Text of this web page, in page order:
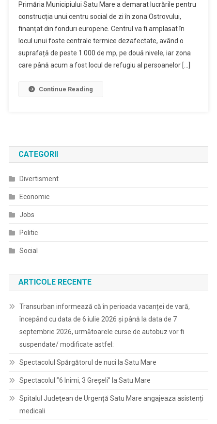
Primăria Municipiului Satu Mare a demarat lucrările pentru
construcția unui centru social de zi în zona Ostrovului,
finanțat din fonduri europene. Centrul va fi amplasat în
locul unui foste centrale termice dezafectate, având o
suprafață de peste 1.000 de mp, pe două nivele, iar zona
care până acum a fost locul de refugiu al persoanelor […]
Continue Reading
CATEGORII
Divertisment
Economic
Jobs
Politic
Social
ARTICOLE RECENTE
Transurban informează că în perioada vacanței de vară,
începând cu data de 6 iulie 2026 și până la data de 7
septembrie 2026, următoarele curse de autobuz vor fi
suspendate/ modificate astfel:
Spectacolul Spărgătorul de nuci la Satu Mare
Spectacolul ”6 Inimi, 3 Greșeli” la Satu Mare
Spitalul Judeţean de Urgență Satu Mare angajeaza asistenți
medicali